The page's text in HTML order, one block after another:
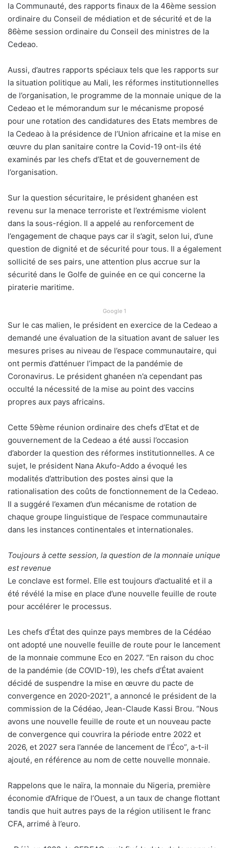
la Communauté, des rapports finaux de la 46ème session
ordinaire du Conseil de médiation et de sécurité et de la
86ème session ordinaire du Conseil des ministres de la
Cedeao.
Aussi, d’autres rapports spéciaux tels que les rapports sur
la situation politique au Mali, les réformes institutionnelles
de l’organisation, le programme de la monnaie unique de la
Cedeao et le mémorandum sur le mécanisme proposé
pour une rotation des candidatures des Etats membres de
la Cedeao à la présidence de l’Union africaine et la mise en
œuvre du plan sanitaire contre la Covid-19 ont-ils été
examinés par les chefs d’Etat et de gouvernement de
l’organisation.
Sur la question sécuritaire, le président ghanéen est
revenu sur la menace terroriste et l’extrémisme violent
dans la sous-région. Il a appelé au renforcement de
l’engagement de chaque pays car il s’agit, selon lui, d’une
question de dignité et de sécurité pour tous. Il a également
sollicité de ses pairs, une attention plus accrue sur la
sécurité dans le Golfe de guinée en ce qui concerne la
piraterie maritime.
Google 1
Sur le cas malien, le président en exercice de la Cedeao a
demandé une évaluation de la situation avant de saluer les
mesures prises au niveau de l’espace communautaire, qui
ont permis d’atténuer l’impact de la pandémie de
Coronavirus. Le président ghanéen n’a cependant pas
occulté la nécessité de la mise au point des vaccins
propres aux pays africains.
Cette 59ème réunion ordinaire des chefs d’Etat et de
gouvernement de la Cedeao a été aussi l’occasion
d’aborder la question des réformes institutionnelles. A ce
sujet, le président Nana Akufo-Addo a évoqué les
modalités d’attribution des postes ainsi que la
rationalisation des coûts de fonctionnement de la Cedeao.
Il a suggéré l’examen d’un mécanisme de rotation de
chaque groupe linguistique de l’espace communautaire
dans les instances continentales et internationales.
Toujours à cette session, la question de la monnaie unique
est revenue
Le conclave est formel. Elle est toujours d’actualité et il a
été révélé la mise en place d’une nouvelle feuille de route
pour accélérer le processus.
Les chefs d’État des quinze pays membres de la Cédéao
ont adopté une nouvelle feuille de route pour le lancement
de la monnaie commune Eco en 2027. “En raison du choc
de la pandémie (de COVID-19), les chefs d’État avaient
décidé de suspendre la mise en œuvre du pacte de
convergence en 2020-2021”, a annoncé le président de la
commission de la Cédéao, Jean-Claude Kassi Brou. “Nous
avons une nouvelle feuille de route et un nouveau pacte
de convergence qui couvrira la période entre 2022 et
2026, et 2027 sera l’année de lancement de l’Éco”, a-t-il
ajouté, en référence au nom de cette nouvelle monnaie.
Rappelons que le naïra, la monnaie du Nigeria, première
économie d’Afrique de l’Ouest, a un taux de change flottant
tandis que huit autres pays de la région utilisent le franc
CFA, arrimé à l’euro.